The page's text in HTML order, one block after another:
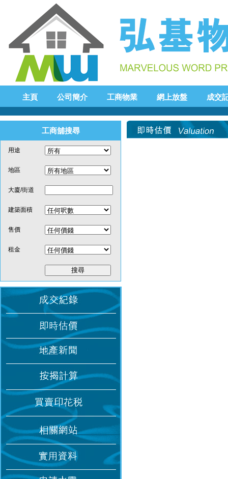
主頁 公司簡介 工商物業 網上放盤 成交
工商舖搜尋
用途
地區
大廈/街道
建築面積
售價
租金